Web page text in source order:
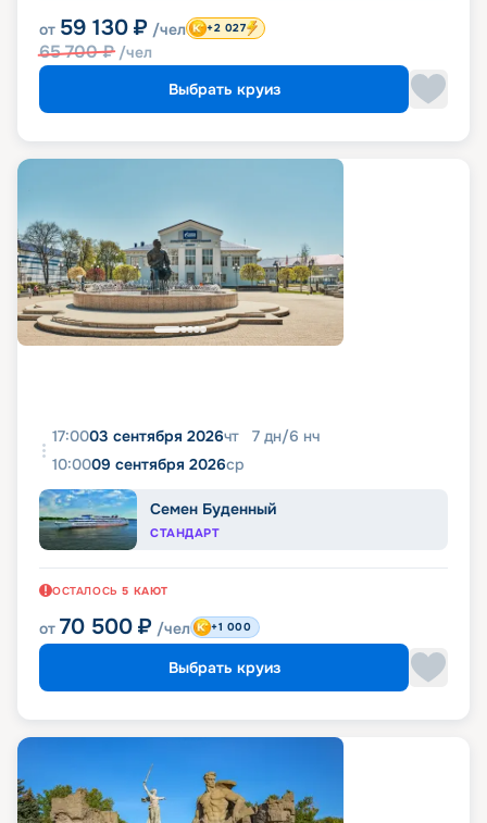
от 59 130 ₽ /чел
65 700₽ /чел
+2 027
Выбрать круиз
17:0003 сентября 2026чт 7 дн/6 нч
10:0009 сентября 2026ср
Семен Буденный
СТАНДАРТ
ОСТАЛОСЬ 5 КАЮТ
от 70 500 ₽ /чел +1 000
Выбрать круиз